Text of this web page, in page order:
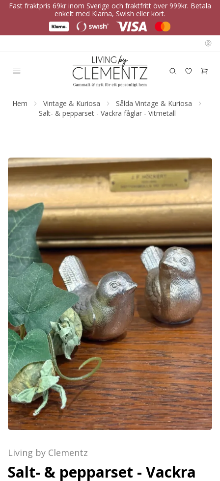
Fast fraktpris 69kr inom Sverige och fraktfritt över 999kr. Betala
enkelt med Klarna, Swish eller kort.
Hem Vintage & Kuriosa
Sålda Vintage & Kuriosa
Salt- & pepparset - Vackra fåglar - Vitmetall
Living by Clementz
Salt- & pepparset - Vackra